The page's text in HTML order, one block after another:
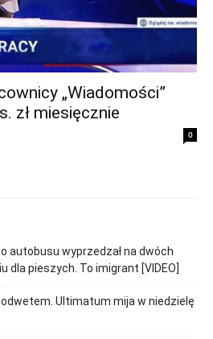
„Wiadomości”
zł miesięcznie
0
autobusu wyprzedzał na dwóch
dla pieszych. To imigrant [VIDEO]
odwetem. Ultimatum mija w niedzielę